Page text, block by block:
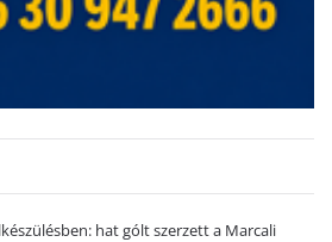
hat gólt szerzett a Marcali